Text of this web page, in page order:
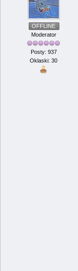
OFFLINE
Moderator
Posty: 937
Oklaski: 30